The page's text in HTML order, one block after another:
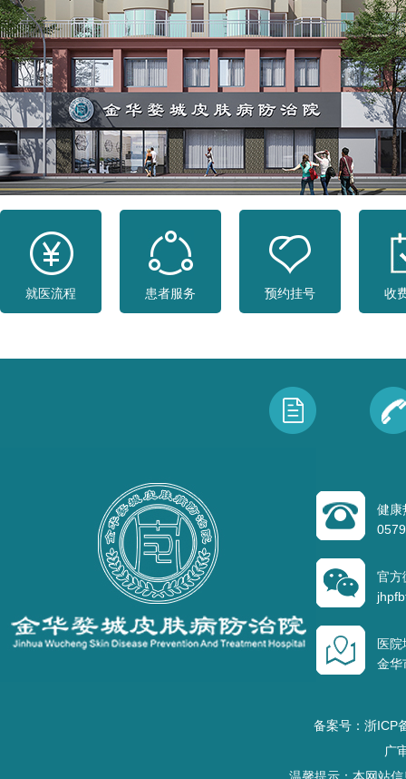
就医流程 患者服务 预约挂号 收
健康
官方
医
金华
备案号：浙ICP
广